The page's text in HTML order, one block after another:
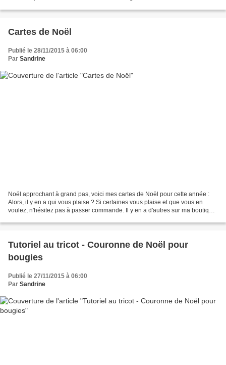
Cartes de Noël
Publié le 28/11/2015 à 06:00
Par Sandrine
Noël approchant à grand pas, voici mes cartes de Noël pour cette année :
Alors, il y en a qui vous plaise ? Si certaines vous plaise et que vous en
voulez, n'hésitez pas à passer commande. Il y en a d'autres sur ma boutique
Tutoriel au tricot - Couronne de Noël pour
bougies
Publié le 27/11/2015 à 06:00
Par Sandrine